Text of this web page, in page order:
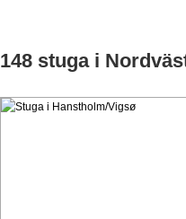
148 stuga i